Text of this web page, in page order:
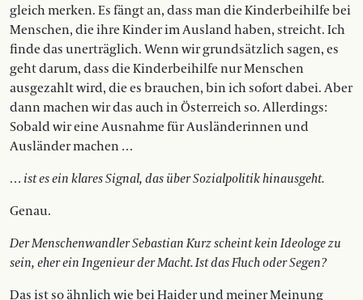
gleich merken. Es fängt an, dass man die Kinderbeihilfe bei
Menschen, die ihre Kinder im Ausland haben, streicht. Ich
finde das unerträglich. Wenn wir grundsätzlich sagen, es
geht darum, dass die Kinderbeihilfe nur Menschen
ausgezahlt wird, die es brauchen, bin ich sofort dabei. Aber
dann machen wir das auch in Österreich so. Allerdings:
Sobald wir eine Ausnahme für Ausländerinnen und
Ausländer machen …
… ist es ein klares Signal, das über Sozialpolitik hinausgeht.
Genau.
Der Menschenwandler Sebastian Kurz scheint kein Ideologe zu
sein, eher ein Ingenieur der Macht. Ist das Fluch oder Segen?
Das ist so ähnlich wie bei Haider und meiner Meinung